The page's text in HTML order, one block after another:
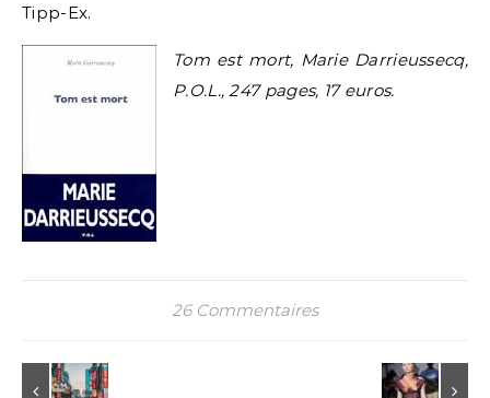
Tipp-Ex.
Tom est mort, Marie Darrieussecq,
P.O.L., 247 pages, 17 euros.
26 Commentaires